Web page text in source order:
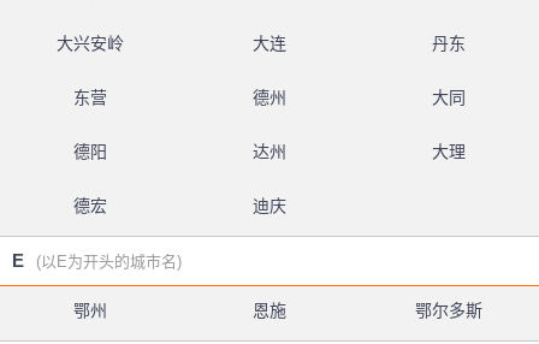
大兴安岭 大连 丹东
东营 德州 大同
德阳 达州 大理
德宏 迪庆
E (以E为开头的城市名)
鄂州 恩施 鄂尔多斯